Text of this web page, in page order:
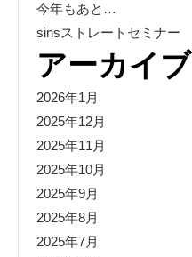
今年もあと…
sinsストレートセミナー
アーカイブ
2026年1月
2025年12月
2025年11月
2025年10月
2025年9月
2025年8月
2025年7月